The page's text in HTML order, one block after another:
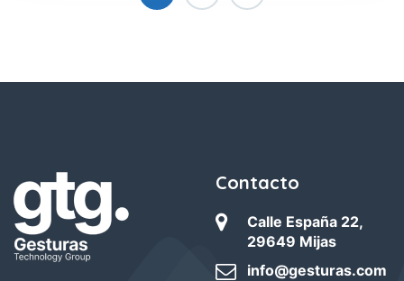
Contacto
Calle España 22,
29649 Mijas
info@gesturas.com